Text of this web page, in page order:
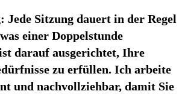
Jede Sitzung dauert in der Regel
einer Doppelstunde
darauf ausgerichtet, Ihre
zu erfüllen. Ich arbeite
und nachvollziehbar, damit Sie